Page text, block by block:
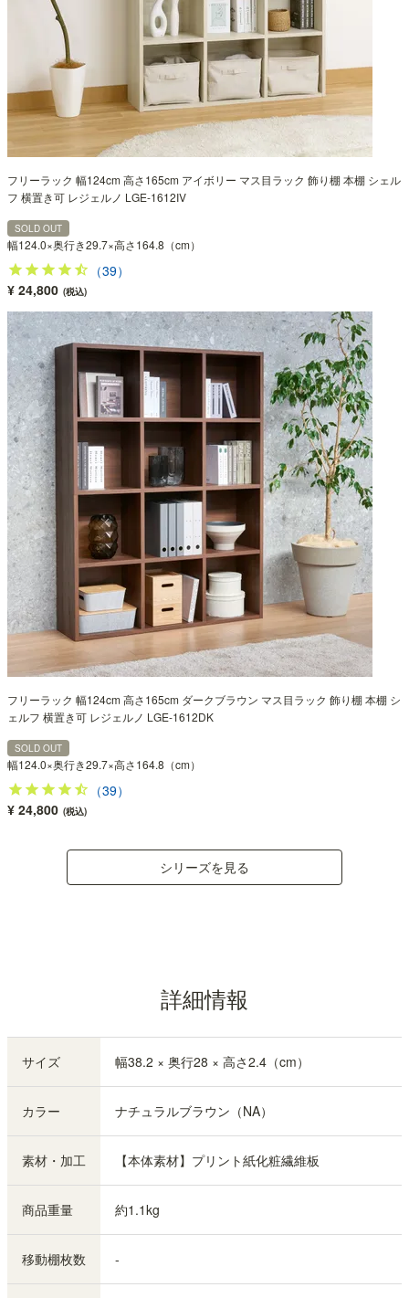
フリーラック 幅124cm 高さ165cm アイボリー マス目ラック 飾り棚 本棚 シェル
フ 横置き可 レジェルノ LGE-1612IV
SOLD OUT
幅124.0×奥行き29.7×高さ164.8（cm）
（39）
¥ 24,800 (税込)
フリーラック 幅124cm 高さ165cm ダークブラウン マス目ラック 飾り棚 本棚 シ
ェルフ 横置き可 レジェルノ LGE-1612DK
SOLD OUT
幅124.0×奥行き29.7×高さ164.8（cm）
（39）
¥ 24,800 (税込)
シリーズを見る
詳細情報
サイズ 幅38.2 × 奥行28 × 高さ2.4（cm）
カラー ナチュラルブラウン（NA）
素材・加工 【本体素材】プリント紙化粧繊維板
商品重量 約1.1kg
移動棚枚数 -